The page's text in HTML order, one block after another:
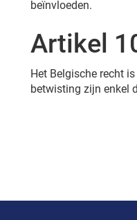
beïnvloeden.
Artikel
Het Belgische recht
betwisting zijn enkel